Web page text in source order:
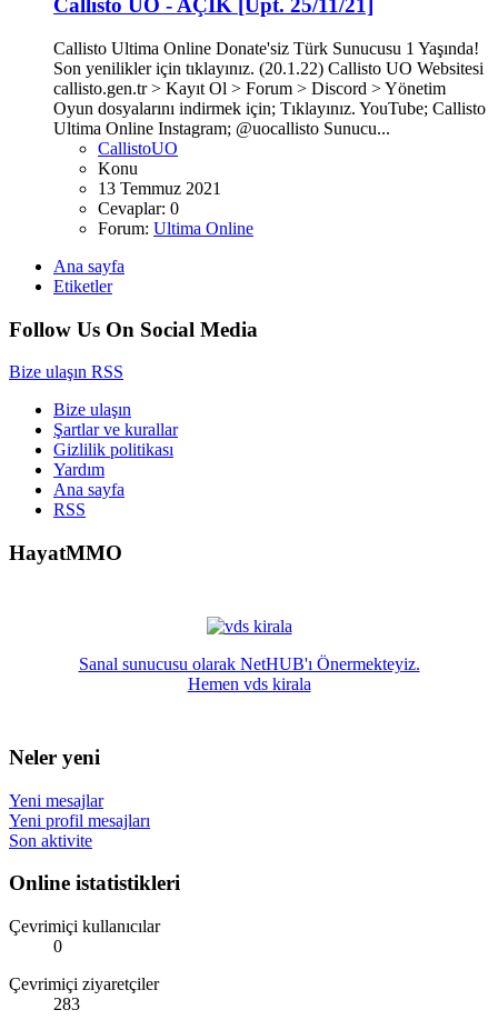
Callisto UO - AÇIK [Upt. 25/11/21]
Callisto Ultima Online Donate'siz Türk Sunucusu 1 Yaşında!
Son yenilikler için tıklayınız. (20.1.22) Callisto UO Websitesi
callisto.gen.tr > Kayıt Ol > Forum > Discord > Yönetim
Oyun dosyalarını indirmek için; Tıklayınız. YouTube; Callisto
Ultima Online Instagram; @uocallisto Sunucu...
CallistoUO
Konu
13 Temmuz 2021
Cevaplar: 0
Forum: Ultima Online
Ana sayfa
Etiketler
Follow Us On Social Media
Bize ulaşın RSS
Bize ulaşın
Şartlar ve kurallar
Gizlilik politikası
Yardım
Ana sayfa
RSS
HayatMMO
Sanal sunucusu olarak NetHUB'ı Önermekteyiz.
Hemen vds kirala
Neler yeni
Yeni mesajlar
Yeni profil mesajları
Son aktivite
Online istatistikleri
Çevrimiçi kullanıcılar
0
Çevrimiçi ziyaretçiler
283